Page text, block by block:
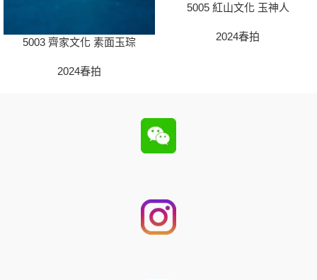
5003 齊家文化 素面玉琮
2024春拍
5005 紅山文化 玉神人
2024春拍